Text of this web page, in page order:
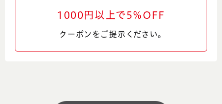
0776-50-0807
1000円以上で5％OFF
クーポンをご提示ください。